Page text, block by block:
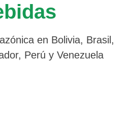
en Bolivia, Brasil,
Perú y Venezuela